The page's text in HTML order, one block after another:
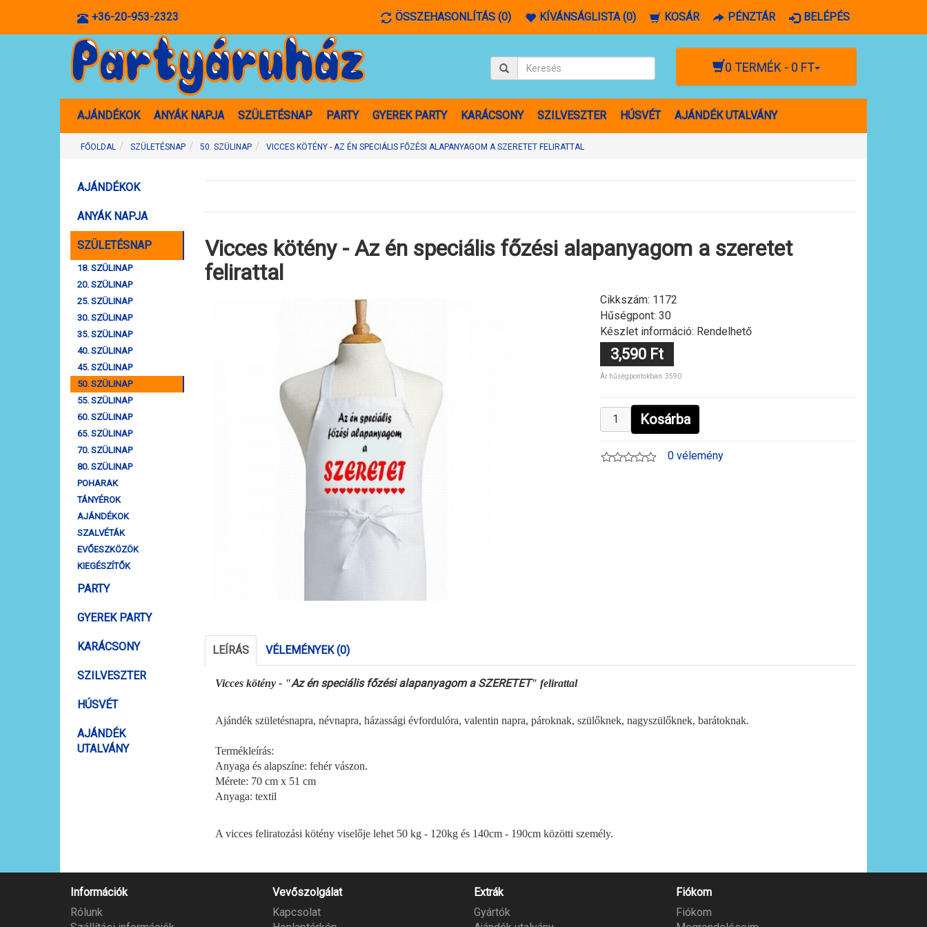
+36-20-953-2323 ÖSSZEHASONLÍTÁS (0) KÍVÁNSÁGLISTA (0) KOSÁR PÉNZTÁR BELÉPÉS
0 TERMÉK - 0 FT
AJÁNDÉKOK ANYÁK NAPJA SZÜLETÉSNAP PARTY GYEREK PARTY KARÁCSONY SZILVESZTER HÚSVÉT AJÁNDÉK UTALVÁNY
FŐOLDAL SZÜLETÉSNAP 50. SZÜLINAP VICCES KÖTÉNY - AZ ÉN SPECIÁLIS FŐZÉSI ALAPANYAGOM A SZERETET FELIRATTAL
AJÁNDÉKOK
ANYÁK NAPJA
SZÜLETÉSNAP
18. SZÜLINAP
20. SZÜLINAP
25. SZÜLINAP
30. SZÜLINAP
35. SZÜLINAP
40. SZÜLINAP
45. SZÜLINAP
50. SZÜLINAP
55. SZÜLINAP
60. SZÜLINAP
65. SZÜLINAP
70. SZÜLINAP
80. SZÜLINAP
POHARAK
TÁNYÉROK
AJÁNDÉKOK
SZALVÉTÁK
EVŐESZKÖZÖK
KIEGÉSZÍTŐK
PARTY
GYEREK PARTY
KARÁCSONY
SZILVESZTER
HÚSVÉT
AJÁNDÉK
UTALVÁNY
Vicces kötény - Az én speciális főzési alapanyagom a szeretet
felirattal
Cikkszám: 1172
Hűségpont: 30
Készlet információ: Rendelhető
3,590 Ft
Ár hűségpontokban: 3590
Kosárba
0 vélemény
LEÍRÁS VÉLEMÉNYEK (0)
Vicces kötény - "Az én speciális főzési alapanyagom a SZERETET" felirattal
Ajándék születésnapra, névnapra, házassági évfordulóra, valentin napra, pároknak, szülőknek, nagyszülőknek, barátoknak.
Termékleírás:
Anyaga és alapszíne: fehér vászon.
Mérete: 70 cm x 51 cm
Anyaga: textil
A vicces feliratozási kötény viselője lehet 50 kg - 120kg és 140cm - 190cm közötti személy.
Információk
Rólunk
Vevőszolgálat
Kapcsolat
Extrák
Gyártók
Fiókom
Fiókom